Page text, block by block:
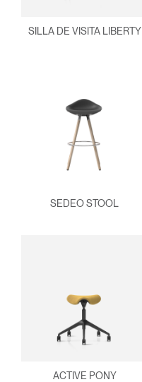
SILLA DE VISITA LIBERTY
SEDEO STOOL
ACTIVE PONY